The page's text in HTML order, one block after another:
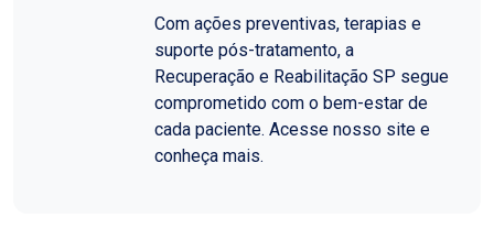
Com ações preventivas, terapias e
suporte pós-tratamento, a
Recuperação e Reabilitação SP segue
comprometido com o bem-estar de
cada paciente. Acesse nosso site e
conheça mais.